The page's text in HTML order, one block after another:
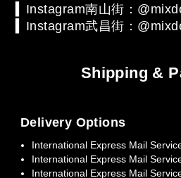
▍Instagram南山街：
Instagram武昌街：
Shipping &
Delivery Options
International Express Mail
International Express Mail
International Express Mail